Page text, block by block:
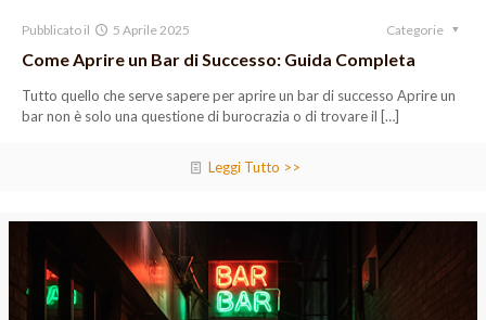
Pubblicato il 5 Aprile 2025 Categorie
Come Aprire un Bar di Successo: Guida Completa
Tutto quello che serve sapere per aprire un bar di successo Aprire un
bar non è solo una questione di burocrazia o di trovare il […]
Leggi Tutto >>